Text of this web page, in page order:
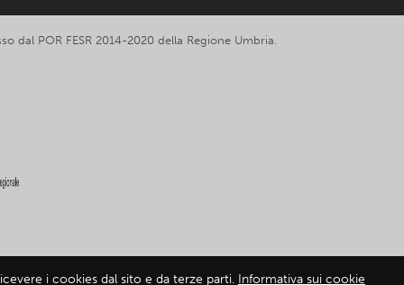
dal POR FESR 2014-2020 della Regione Umbria.
sui cookie
i cookies dal sito e da terze parti. Informativa sui cookie